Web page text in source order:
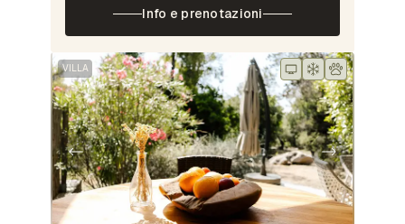
Info e prenotazioni
VILLA